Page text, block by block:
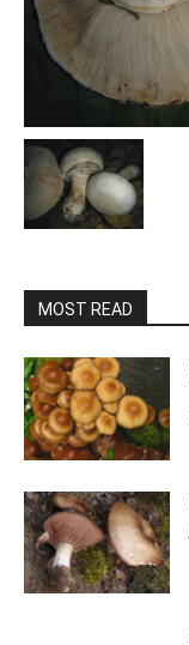
MOST READ